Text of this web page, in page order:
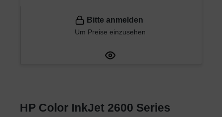
Bitte anmelden
Um Preise einzusehen
HP Color InkJet 2600 Series